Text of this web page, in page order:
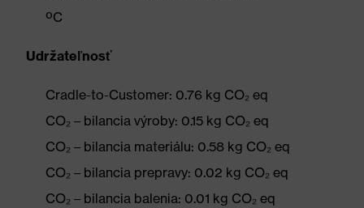
ºC
Udržateľnosť
Cradle-to-Customer: 0.76 kg CO₂ eq
CO₂ – bilancia výroby: 0.15 kg CO₂ eq
CO₂ – bilancia materiálu: 0.58 kg CO₂ eq
CO₂ – bilancia prepravy: 0.02 kg CO₂ eq
CO₂ – bilancia balenia: 0.01 kg CO₂ eq